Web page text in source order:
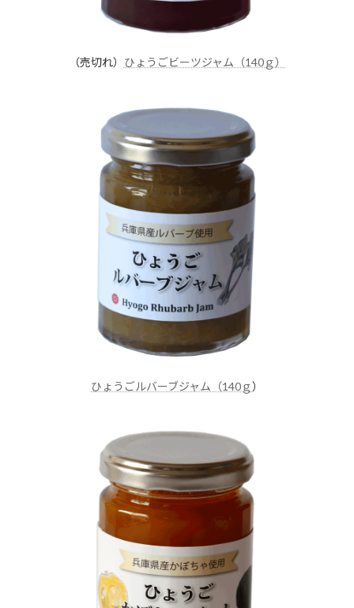
（売切れ） ひょうごビーツジャム（140ｇ）
ひょうごルバーブジャム（140ｇ）